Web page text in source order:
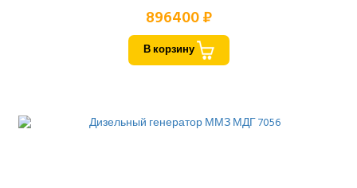
896400 ₽
В корзину